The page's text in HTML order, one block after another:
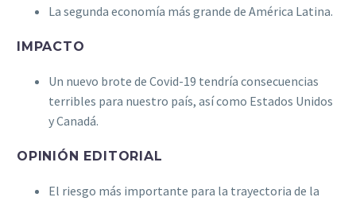
La segunda economía más grande de América Latina.
IMPACTO
Un nuevo brote de Covid-19 tendría consecuencias
terribles para nuestro país, así como Estados Unidos
y Canadá.
OPINIÓN EDITORIAL
El riesgo más importante para la trayectoria de la